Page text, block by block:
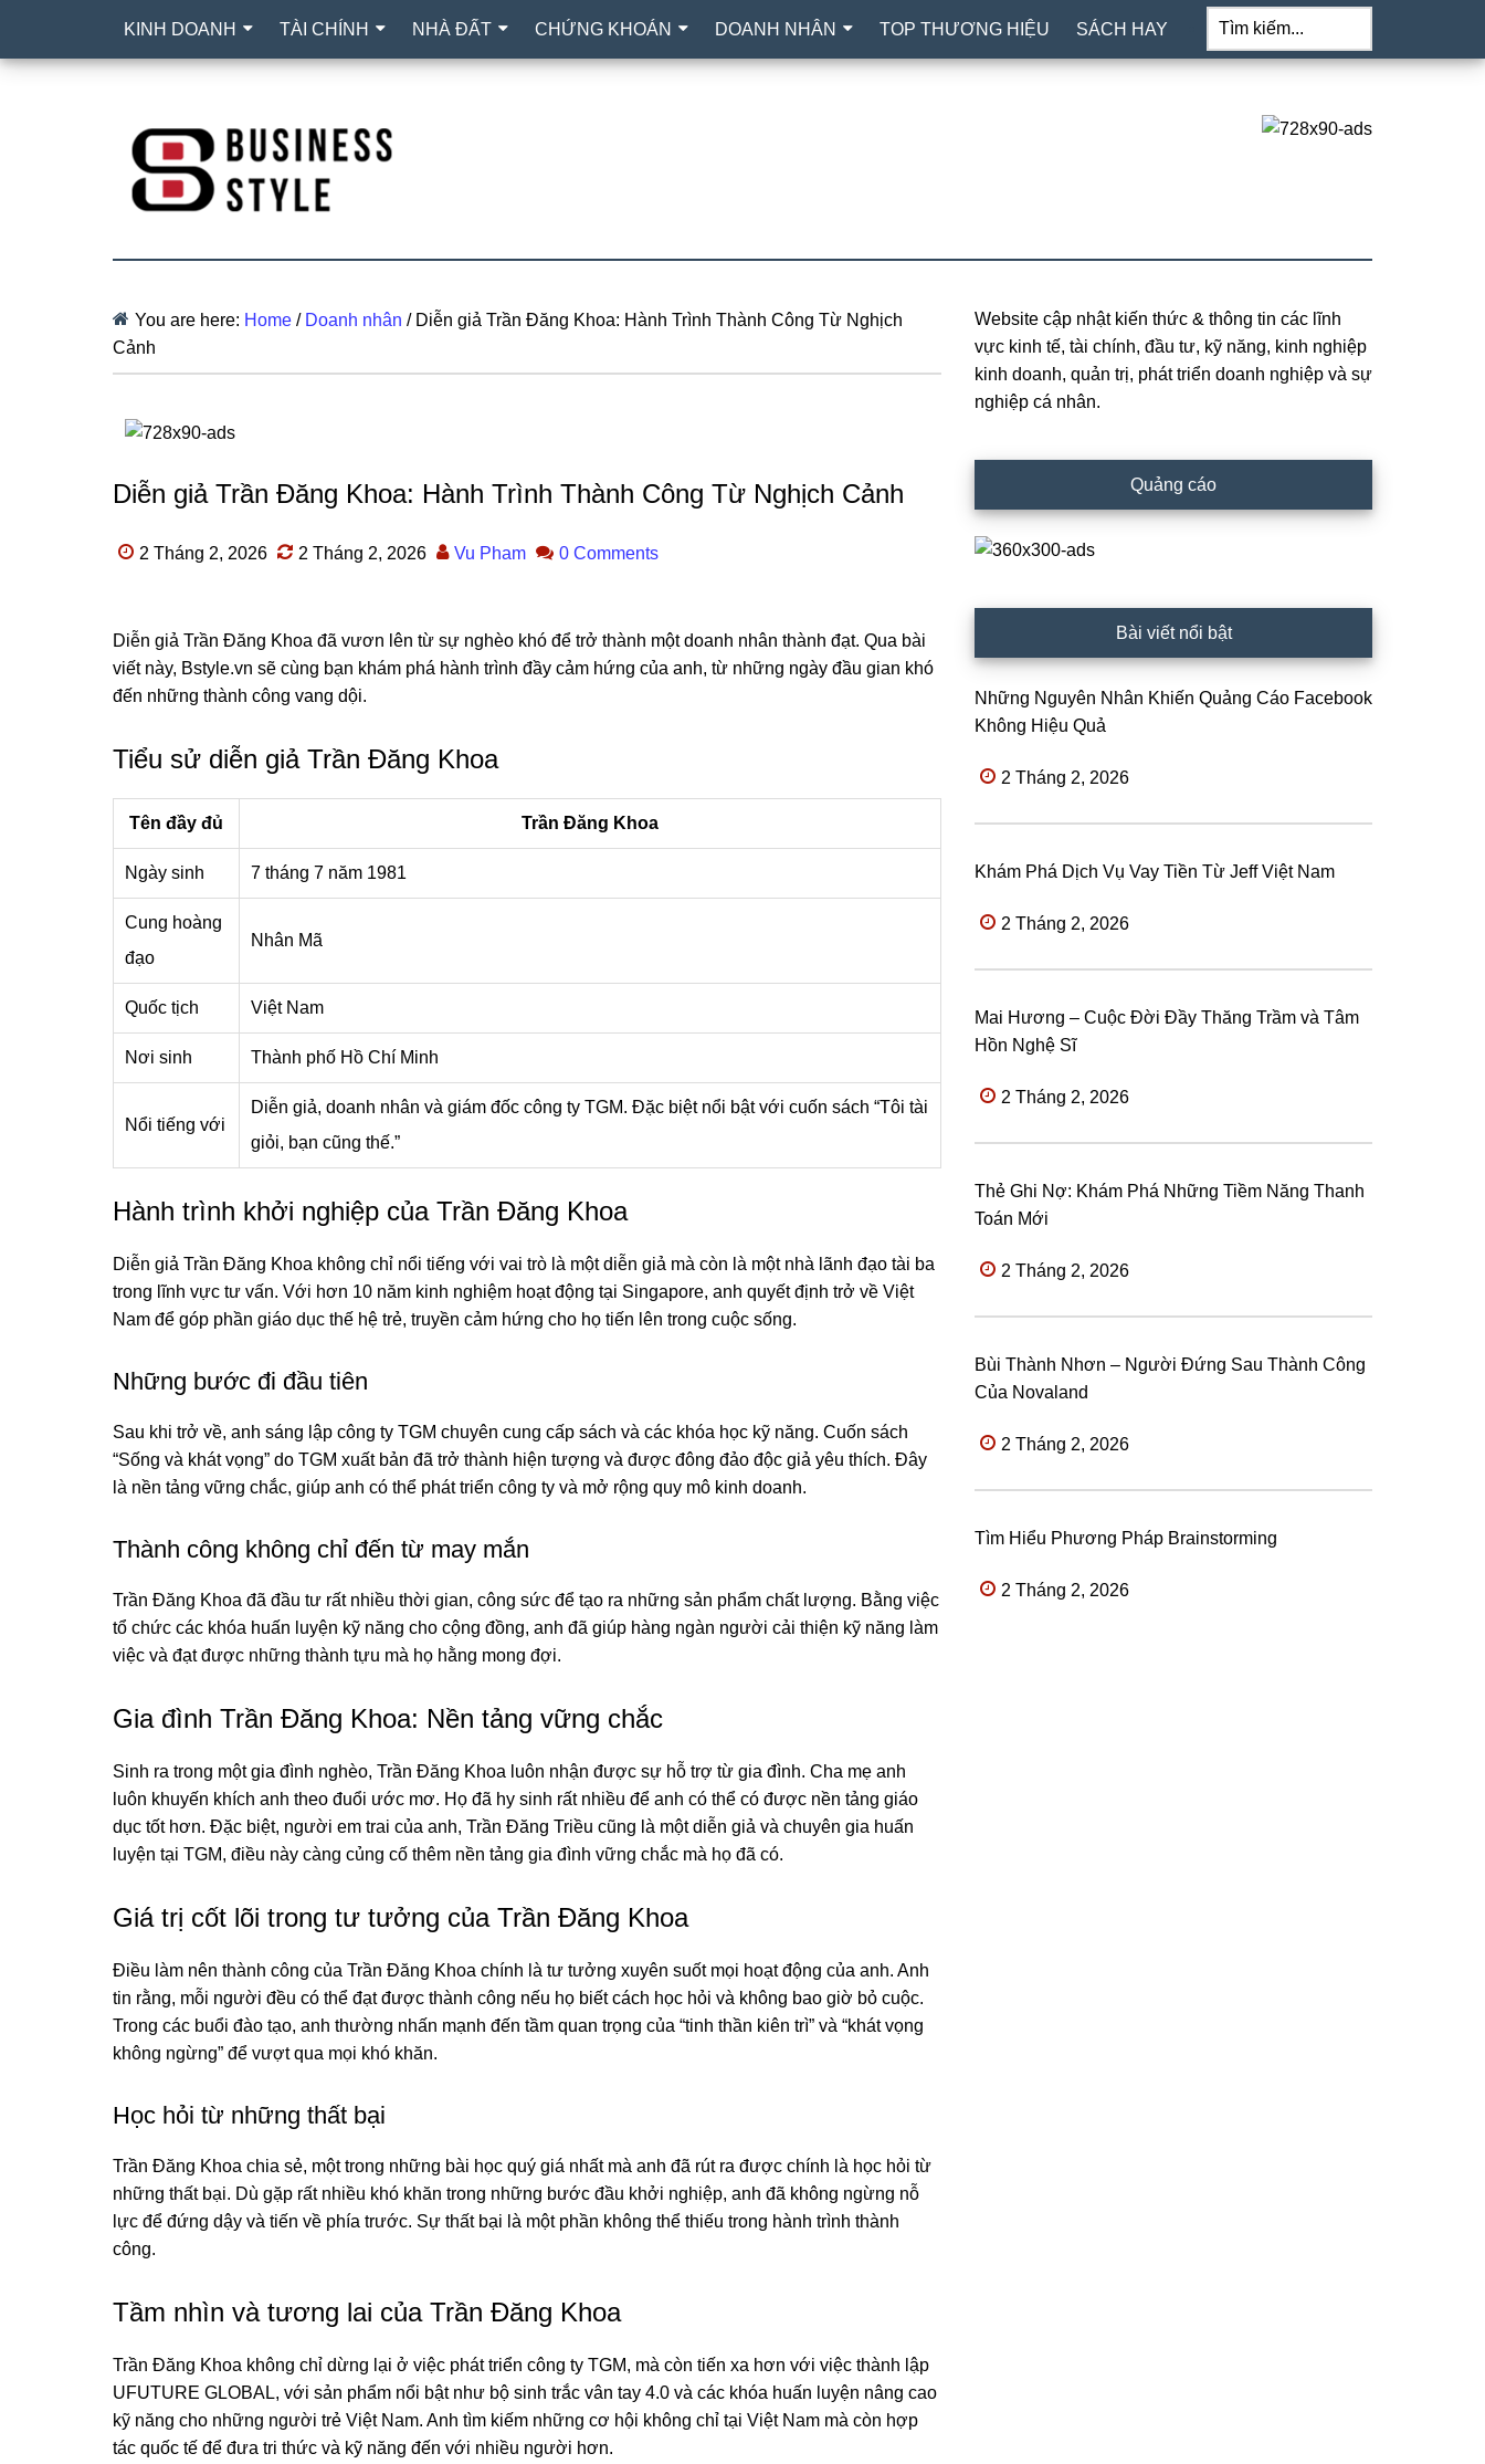
KINH DOANH TÀI CHÍNH NHÀ ĐẤT CHỨNG KHOÁN DOANH NHÂN TOP THƯƠNG HIỆU SÁCH HAY
Tìm
kiếm...
You are here: Home / Doanh nhân /Diễn giả Trần Đăng Khoa: Hành Trình Thành Công Từ Nghịch
Cảnh
Diễn giả Trần Đăng Khoa: Hành Trình Thành Công Từ Nghịch Cảnh
2 Tháng 2, 2026 2 Tháng 2, 2026 Vu Pham 0 Comments
Diễn giả Trần Đăng Khoa đã vươn lên từ sự nghèo khó để trở thành một doanh nhân thành đạt. Qua bài
viết này, Bstyle.vn sẽ cùng bạn khám phá hành trình đầy cảm hứng của anh, từ những ngày đầu gian khó
đến những thành công vang dội.
Tiểu sử diễn giả Trần Đăng Khoa
Tên đầy đủ Trần Đăng Khoa
Ngày sinh 7 tháng 7 năm 1981
Cung hoàng
đạo
Nhân Mã
Quốc tịch Việt Nam
Nơi sinh Thành phố Hồ Chí Minh
Nổi tiếng với
Diễn giả, doanh nhân và giám đốc công ty TGM. Đặc biệt nổi bật với cuốn sách “Tôi tài
giỏi, bạn cũng thế.”
Hành trình khởi nghiệp của Trần Đăng Khoa
Diễn giả Trần Đăng Khoa không chỉ nổi tiếng với vai trò là một diễn giả mà còn là một nhà lãnh đạo tài ba
trong lĩnh vực tư vấn. Với hơn 10 năm kinh nghiệm hoạt động tại Singapore, anh quyết định trở về Việt
Nam để góp phần giáo dục thế hệ trẻ, truyền cảm hứng cho họ tiến lên trong cuộc sống.
Những bước đi đầu tiên
Sau khi trở về, anh sáng lập công ty TGM chuyên cung cấp sách và các khóa học kỹ năng. Cuốn sách
“Sống và khát vọng” do TGM xuất bản đã trở thành hiện tượng và được đông đảo độc giả yêu thích. Đây
là nền tảng vững chắc, giúp anh có thể phát triển công ty và mở rộng quy mô kinh doanh.
Thành công không chỉ đến từ may mắn
Trần Đăng Khoa đã đầu tư rất nhiều thời gian, công sức để tạo ra những sản phẩm chất lượng. Bằng việc
tổ chức các khóa huấn luyện kỹ năng cho cộng đồng, anh đã giúp hàng ngàn người cải thiện kỹ năng làm
việc và đạt được những thành tựu mà họ hằng mong đợi.
Gia đình Trần Đăng Khoa: Nền tảng vững chắc
Sinh ra trong một gia đình nghèo, Trần Đăng Khoa luôn nhận được sự hỗ trợ từ gia đình. Cha mẹ anh
luôn khuyến khích anh theo đuổi ước mơ. Họ đã hy sinh rất nhiều để anh có thể có được nền tảng giáo
dục tốt hơn. Đặc biệt, người em trai của anh, Trần Đăng Triều cũng là một diễn giả và chuyên gia huấn
luyện tại TGM, điều này càng củng cố thêm nền tảng gia đình vững chắc mà họ đã có.
Giá trị cốt lõi trong tư tưởng của Trần Đăng Khoa
Điều làm nên thành công của Trần Đăng Khoa chính là tư tưởng xuyên suốt mọi hoạt động của anh. Anh
tin rằng, mỗi người đều có thể đạt được thành công nếu họ biết cách học hỏi và không bao giờ bỏ cuộc.
Trong các buổi đào tạo, anh thường nhấn mạnh đến tầm quan trọng của “tinh thần kiên trì” và “khát vọng
không ngừng” để vượt qua mọi khó khăn.
Học hỏi từ những thất bại
Trần Đăng Khoa chia sẻ, một trong những bài học quý giá nhất mà anh đã rút ra được chính là học hỏi từ
những thất bại. Dù gặp rất nhiều khó khăn trong những bước đầu khởi nghiệp, anh đã không ngừng nỗ
lực để đứng dậy và tiến về phía trước. Sự thất bại là một phần không thể thiếu trong hành trình thành
công.
Tầm nhìn và tương lai của Trần Đăng Khoa
Trần Đăng Khoa không chỉ dừng lại ở việc phát triển công ty TGM, mà còn tiến xa hơn với việc thành lập
UFUTURE GLOBAL, với sản phẩm nổi bật như bộ sinh trắc vân tay 4.0 và các khóa huấn luyện nâng cao
kỹ năng cho những người trẻ Việt Nam. Anh tìm kiếm những cơ hội không chỉ tại Việt Nam mà còn hợp
tác quốc tế để đưa tri thức và kỹ năng đến với nhiều người hơn.
Primary
Sidebar
Website cập nhật kiến thức & thông tin các lĩnh
vực kinh tế, tài chính, đầu tư, kỹ năng, kinh nghiệp
kinh doanh, quản trị, phát triển doanh nghiệp và sự
nghiệp cá nhân.
Quảng cáo
Bài viết nổi bật
Những Nguyên Nhân Khiến Quảng Cáo Facebook
Không Hiệu Quả
2 Tháng 2, 2026
Khám Phá Dịch Vụ Vay Tiền Từ Jeff Việt Nam
2 Tháng 2, 2026
Mai Hương – Cuộc Đời Đầy Thăng Trầm và Tâm
Hồn Nghệ Sĩ
2 Tháng 2, 2026
Thẻ Ghi Nợ: Khám Phá Những Tiềm Năng Thanh
Toán Mới
2 Tháng 2, 2026
Bùi Thành Nhơn – Người Đứng Sau Thành Công
Của Novaland
2 Tháng 2, 2026
Tìm Hiểu Phương Pháp Brainstorming
2 Tháng 2, 2026